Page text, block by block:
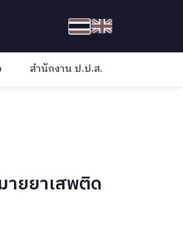
สำนักงาน ป.ป.ส.
ายยาเสพติด